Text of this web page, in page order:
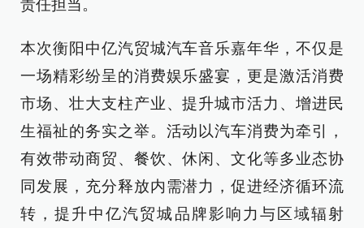
责任担当。
本次衡阳中亿汽贸城汽车音乐嘉年华，不仅是
一场精彩纷呈的消费娱乐盛宴，更是激活消费
市场、壮大支柱产业、提升城市活力、增进民
生福祉的务实之举。活动以汽车消费为牵引，
有效带动商贸、餐饮、休闲、文化等多业态协
同发展，充分释放内需潜力，促进经济循环流
转，提升中亿汽贸城品牌影响力与区域辐射